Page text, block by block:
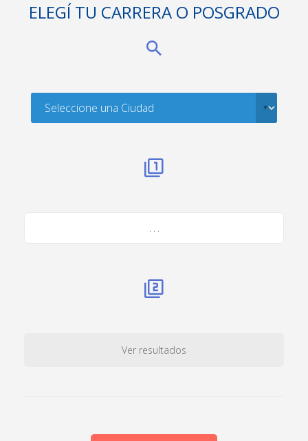
ELEGÍ TU CARRERA O POSGRADO
. . .
Ver resultados